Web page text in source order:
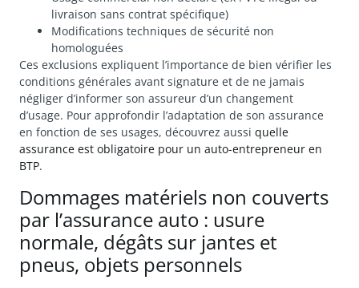
livraison sans contrat spécifique)
Modifications techniques de sécurité non
homologuées
Ces exclusions expliquent l’importance de bien vérifier les
conditions générales avant signature et de ne jamais
négliger d’informer son assureur d’un changement
d’usage. Pour approfondir l’adaptation de son assurance
en fonction de ses usages, découvrez aussi quelle
assurance est obligatoire pour un auto-entrepreneur en
BTP.
Dommages matériels non couverts
par l’assurance auto : usure
normale, dégâts sur jantes et
pneus, objets personnels